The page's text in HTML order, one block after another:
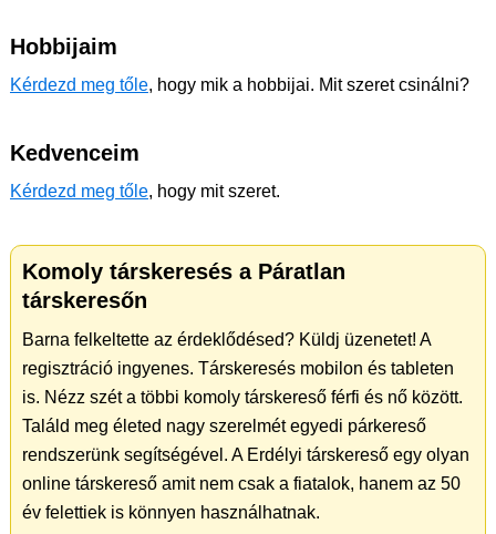
Hobbijaim
Kérdezd meg tőle, hogy mik a hobbijai. Mit szeret csinálni?
Kedvenceim
Kérdezd meg tőle, hogy mit szeret.
Komoly társkeresés a Páratlan
társkeresőn
Barna felkeltette az érdeklődésed? Küldj üzenetet! A
regisztráció ingyenes. Társkeresés mobilon és tableten
is. Nézz szét a többi komoly társkereső férfi és nő között.
Találd meg életed nagy szerelmét egyedi párkereső
rendszerünk segítségével. A Erdélyi társkereső egy olyan
online társkereső amit nem csak a fiatalok, hanem az 50
év felettiek is könnyen használhatnak.